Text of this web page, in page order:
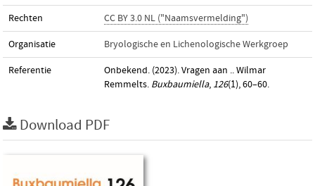
Rechten CC BY 3.0 NL ("Naamsvermelding")
Organisatie Bryologische en Lichenologische Werkgroep
Referentie
Onbekend. (2023). Vragen aan .. Wilmar
Remmelts. Buxbaumiella, 126(1), 60–60.
Download PDF